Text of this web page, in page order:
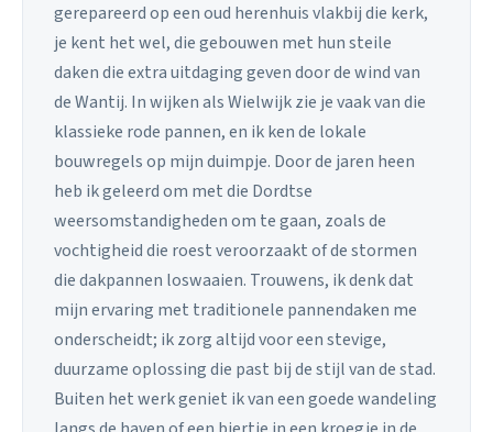
gerepareerd op een oud herenhuis vlakbij die kerk,
je kent het wel, die gebouwen met hun steile
daken die extra uitdaging geven door de wind van
de Wantij. In wijken als Wielwijk zie je vaak van die
klassieke rode pannen, en ik ken de lokale
bouwregels op mijn duimpje. Door de jaren heen
heb ik geleerd om met die Dordtse
weersomstandigheden om te gaan, zoals de
vochtigheid die roest veroorzaakt of de stormen
die dakpannen loswaaien. Trouwens, ik denk dat
mijn ervaring met traditionele pannendaken me
onderscheidt; ik zorg altijd voor een stevige,
duurzame oplossing die past bij de stijl van de stad.
Buiten het werk geniet ik van een goede wandeling